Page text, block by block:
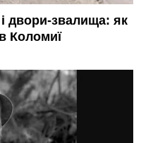
двори-звалища: як
Коломиї